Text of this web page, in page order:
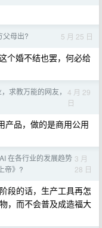
父母出? 5 月 25 日
个婚不结也罢，何必给
求教万能的网友， 4 月 29
日
产品，做的是商用公用
在各行业的发展趋势
帝》?
3 月
28 日
段的话，生产工具再怎
，而不会普及成造福大